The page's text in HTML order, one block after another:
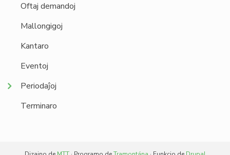
Oftaj demandoj
Mallongigoj
Kantaro
Eventoj
Periodaĵoj
Terminaro